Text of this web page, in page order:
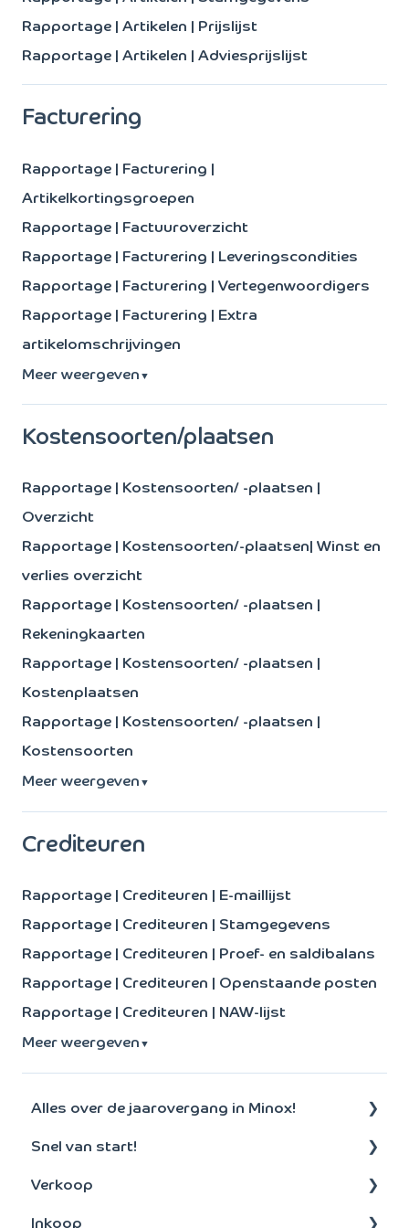
Rapportage | Artikelen | Prijslijst
Rapportage | Artikelen | Adviesprijslijst
Facturering
Rapportage | Facturering |
Artikelkortingsgroepen
Rapportage | Factuuroverzicht
Rapportage | Facturering | Leveringscondities
Rapportage | Facturering | Vertegenwoordigers
Rapportage | Facturering | Extra
artikelomschrijvingen
Meer weergeven ▼
Kostensoorten/plaatsen
Rapportage | Kostensoorten/ -plaatsen |
Overzicht
Rapportage | Kostensoorten/-plaatsen| Winst en
verlies overzicht
Rapportage | Kostensoorten/ -plaatsen |
Rekeningkaarten
Rapportage | Kostensoorten/ -plaatsen |
Kostenplaatsen
Rapportage | Kostensoorten/ -plaatsen |
Kostensoorten
Meer weergeven ▼
Crediteuren
Rapportage | Crediteuren | E-maillijst
Rapportage | Crediteuren | Stamgegevens
Rapportage | Crediteuren | Proef- en saldibalans
Rapportage | Crediteuren | Openstaande posten
Rapportage | Crediteuren | NAW-lijst
Meer weergeven ▼
Alles over de jaarovergang in Minox!
Aanmaken nieuw boekjaar
Snel van start!
Algemeen
Verkoop
Debiteuren
Inkoop